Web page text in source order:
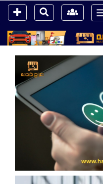
Toggle
navigation